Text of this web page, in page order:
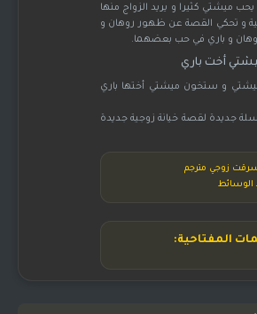
ميشتي كثيرا و يريد الزواج منها
و تحكي القصة عن ظهور روهان و
و باري في حب بعضهما.
أخت باري
و ستخون ميشتي أختها باري
جديدة لقصة خيانة زوجية جديدة
زوجي مترجم
الوسائط
المفتاحية: